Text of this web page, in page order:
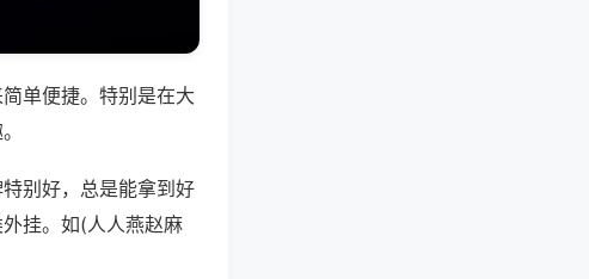
单便捷。特别是在大
别好，总是能拿到好
挂。如(人人燕赵麻